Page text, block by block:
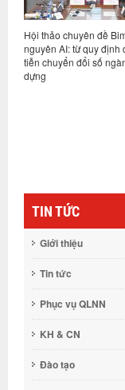
đề Bim trong kỷ
từ quy định đến thực
đổi số ngành Xây
TIN TỨC
Giới thiệu
Tin tức
Phục vụ QLNN
KH & CN
Đào tạo